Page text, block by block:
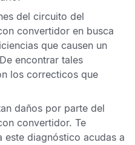
del circuito del
convertidor en busca
que causen un
encontrar tales
los correcticos que
daños por parte del
convertidor. Te
este diagnóstico acudas a